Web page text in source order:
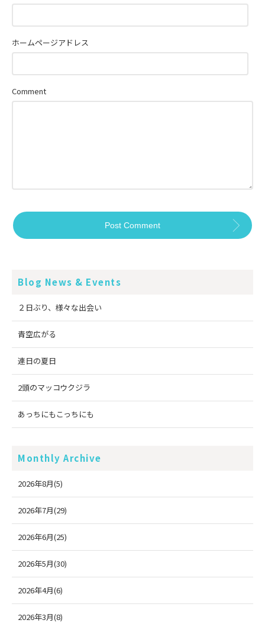
Comment
ホームページアドレス
Blog News & Events
２日ぶり、様々な出会い
青空広がる
連日の夏日
2頭のマッコウクジラ
あっちにもこっちにも
Monthly Archive
2026年8月(5)
2026年7月(29)
2026年6月(25)
2026年5月(30)
2026年4月(6)
2026年3月(8)